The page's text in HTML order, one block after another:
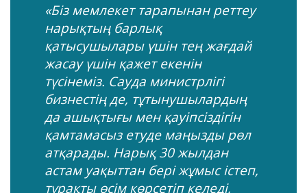
«Біз мемлекет тарапынан реттеу
нарықтың барлық
қатысушылары үшін тең жағдай
жасау үшін қажет екенін
түсінеміз. Сауда министрлігі
бизнестің де, тұтынушылардың
да ашықтығы мен қауіпсіздігін
қамтамасыз етуде маңызды рөл
атқарады. Нарық 30 жылдан
астам уақыттан бері жұмыс істеп,
тұрақты өсім көрсетіп келеді,